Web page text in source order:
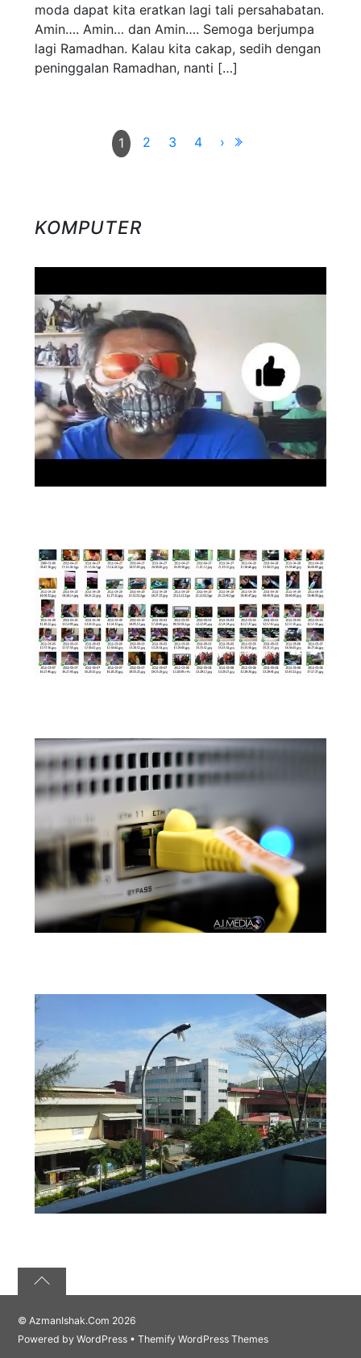
moda dapat kita eratkan lagi tali persahabatan.
Amin…. Amin… dan Amin…. Semoga berjumpa
lagi Ramadhan. Kalau kita cakap, sedih dengan
peninggalan Ramadhan, nanti […]
1 2 3 4 ›
KOMPUTER
©AzmanIshak.Com 2026
Powered byWordPress •Themify WordPress Themes